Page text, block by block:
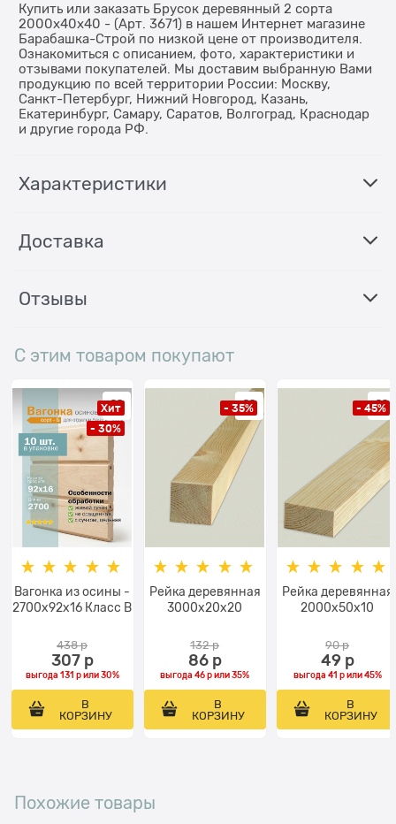
Купить или заказать Брусок деревянный 2 сорта
2000x40х40 - (Арт. 3671) в нашем Интернет магазине
Барабашка-Строй по низкой цене от производителя.
Ознакомиться с описанием, фото, характеристики и
отзывами покупателей. Мы доставим выбранную Вами
продукцию по всей территории России: Москву,
Санкт-Петербург, Нижний Новгород, Казань,
Екатеринбург, Самару, Саратов, Волгоград, Краснодар
и другие города РФ.
Характеристики
Доставка
Отзывы
С этим товаром покупают
Хит
- 30%
Вагонка из осины -
2700x92x16 Класс В
438 р
307 р
выгода 131 рили30%
В
КОРЗИНУ
- 35%
Рейка деревянная
3000x20x20
132 р
86 р
выгода46 рили35%
В
КОРЗИНУ
- 45%
Рейка деревянная
2000x50х10
90 р
49 р
выгода 41 рили45%
В
КОРЗИНУ
Похожие товары